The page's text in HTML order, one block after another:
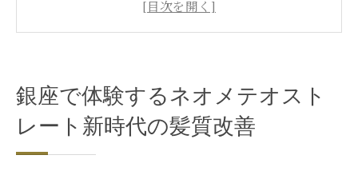
銀座のサロンで体験するネオメテオストレ
ートの魅力
銀座で体験するネオメテオスト
レート新時代の髪質改善